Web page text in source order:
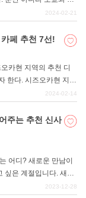
있으며, 사람들의 교류
보고 싶은 매력적인 박
해 보았다. 꼭 다음 여
2024-02-21
페 추천 7선!
카현 지역의 추천 디
한다. 시즈오카현 지역
자연도 멋지지만, 그런
자 등 다양한 장르의 디
서 기후가 온화한 덕에
는 것이 특징입니다.
2024-02-14
주는 추천 신사
어디? 새로운 만남이
싶은 계절입니다. 새로
빌려 좋은 운을 타고 싶
2023-12-28